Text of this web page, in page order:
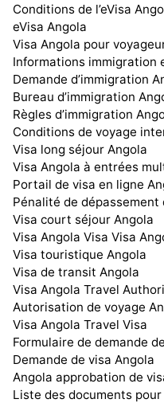
Conditions de l’eVisa
eVisa Angola
Visa Angola pour
Informations immigration
Demande d’immigration
Bureau d’immigration
Règles d’immigration
Conditions de voyage
Visa long séjour Angola
Visa Angola à entrées
Portail de visa en ligne
Pénalité de dépassement
Visa court séjour Angola
Visa Angola Visa Visa
Visa touristique Angola
Visa de transit Angola
Visa Angola Travel
Autorisation de voyage
Visa Angola Travel Visa
Formulaire de demande
Demande de visa Angola
Angola approbation de
Liste des documents